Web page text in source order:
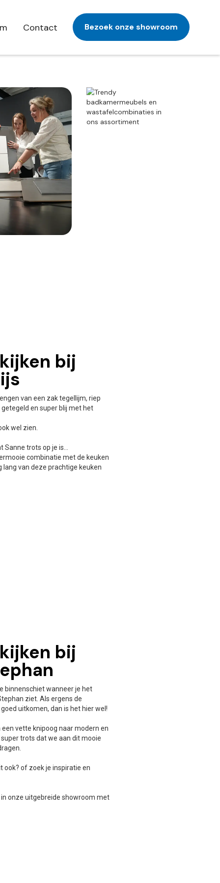
Contact Bezoek onze showroom
bij
van een zak tegellijm, riep
en super blij met het
wel zien.
Sanne trots op je is…
combinatie met de keuken
lang van deze prachtige keuken
bij
binnenschiet wanneer je het
ziet. Als ergens de
uitkomen, dan is het hier wel!
vette knipoog naar modern en
trots dat we aan dit mooie
ook? of zoek je inspiratie en
onze uitgebreide showroom met